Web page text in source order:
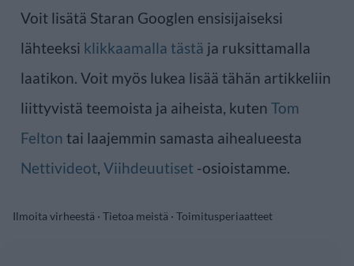
Voit lisätä Staran Googlen ensisijaiseksi
lähteeksi klikkaamalla tästä ja ruksittamalla
laatikon. Voit myös lukea lisää tähän artikkeliin
liittyvistä teemoista ja aiheista, kuten Tom
Felton tai laajemmin samasta aihealueesta
Nettivideot, Viihdeuutiset -osioistamme.
Ilmoita virheestä · Tietoa meistä · Toimitusperiaatteet